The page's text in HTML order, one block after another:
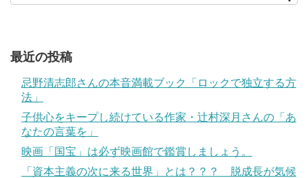
最近の投稿
忌野清志郎さんの本音満載ブック「ロックで独立する方
法」
子供心をキープし続けている作家・辻村深月さんの「あ
なたの言葉を」
映画「国宝」は必ず映画館で鑑賞しましょう。
「資本主義の次に来る世界」とは？？？ 脱成長が気候